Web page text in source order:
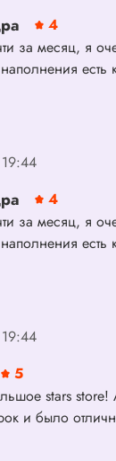
4
за месяц, я
есть
4
за месяц, я
есть
5
stars
и было